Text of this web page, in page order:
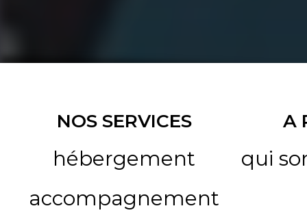
NOS SERVICES
hébergement
accompagnement
A
qui